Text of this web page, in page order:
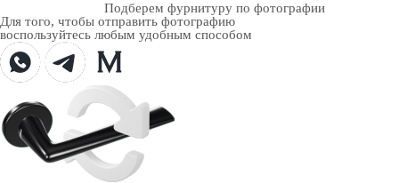
Подберем фурнитуру по фотографии
Для того, чтобы отправить фотографию
воспользуйтесь любым удобным способом